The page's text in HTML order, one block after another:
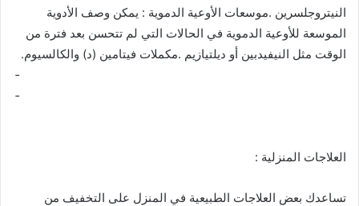
النيتروجلسرين .موسعات الأوعية الدموية : يمكن وصف الأدوية
الموسعة للأوعية الدموية في الحالات التي لم تتحسن بعد فترة من
الوقت مثل النيفيدبين أو ديلتيازيم .مكملات فيتامين (د) والكالسيوم.
العلاجات المنزلية :
تساعدك بعض العلاجات الطبيعية في المنزل على التخفيف من